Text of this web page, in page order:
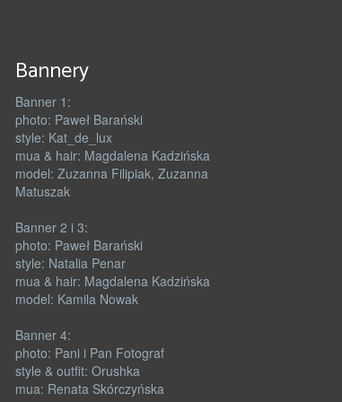
Bannery
Banner 1:
photo: Paweł Barański
style: Kat_de_lux
mua & hair: Magdalena Kadzińska
model: Zuzanna Filipiak, Zuzanna
Matuszak
Banner 2 i 3:
photo: Paweł Barański
style: Natalia Penar
mua & hair: Magdalena Kadzińska
model: Kamila Nowak
Banner 4:
photo: Pani i Pan Fotograf
style & outfit: Orushka
mua: Renata Skórczyńska